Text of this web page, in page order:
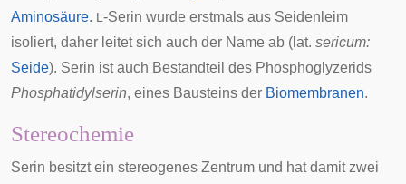
Aminosäure. L -Serin wurde erstmals aus Seidenleim
isoliert, daher leitet sich auch der Name ab (lat. sericum:
Seide). Serin ist auch Bestandteil des Phosphoglyzerids
Phosphatidylserin, eines Bausteins der Biomembranen.
Stereochemie
Serin besitzt ein stereogenes Zentrum und hat damit zwei